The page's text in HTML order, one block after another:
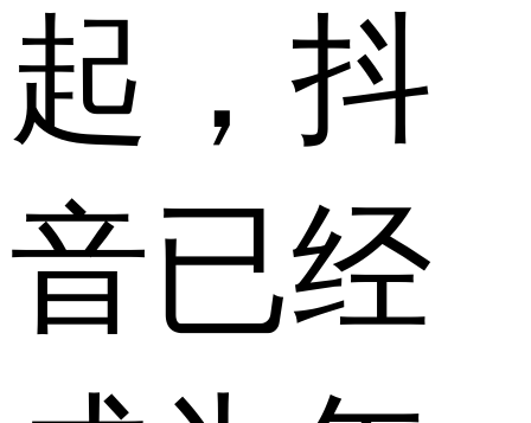
起，抖
音已经